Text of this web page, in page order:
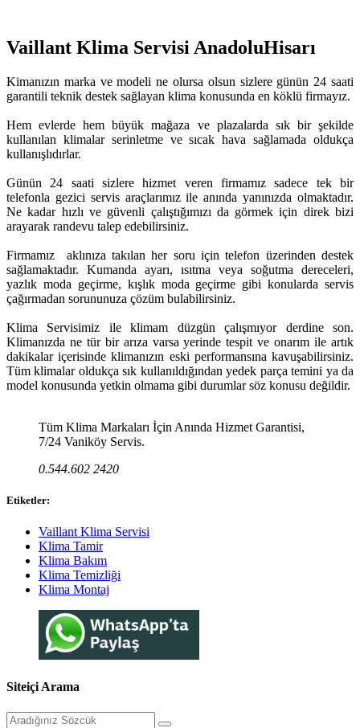
Vaillant Klima Servisi AnadoluHisarı
Kimanızın marka ve modeli ne olursa olsun sizlere günün 24 saati
garantili teknik destek sağlayan klima konusunda en köklü firmayız.
Hem evlerde hem büyük mağaza ve plazalarda sık bir şekilde
kullanılan klimalar serinletme ve sıcak hava sağlamada oldukça
kullanışlıdırlar.
Günün 24 saati sizlere hizmet veren firmamız sadece tek bir
telefonla gezici servis araçlarımız ile anında yanınızda olmaktadır.
Ne kadar hızlı ve güvenli çalıştığımızı da görmek için direk bizi
arayarak randevu talep edebilirsiniz.
Firmamız aklınıza takılan her soru için telefon üzerinden destek
sağlamaktadır. Kumanda ayarı, ısıtma veya soğutma dereceleri,
yazlık moda geçirme, kışlık moda geçirme gibi konularda servis
çağırmadan sorununuza çözüm bulabilirsiniz.
Klima Servisimiz ile klimam düzgün çalışmıyor derdine son.
Klimanızda ne tür bir arıza varsa yerinde tespit ve onarım ile artık
dakikalar içerisinde klimanızın eski performansına kavuşabilirsiniz.
Tüm klimalar oldukça sık kullanıldığından yedek parça temini ya da
model konusunda yetkin olmama gibi durumlar söz konusu değildir.
Tüm Klima Markaları İçin Anında Hizmet Garantisi,
7/24 Vaniköy Servis.
0.544.602 2420
Etiketler:
Vaillant Klima Servisi
Klima Tamir
Klima Bakım
Klima Temizliği
Klima Montaj
Siteiçi Arama